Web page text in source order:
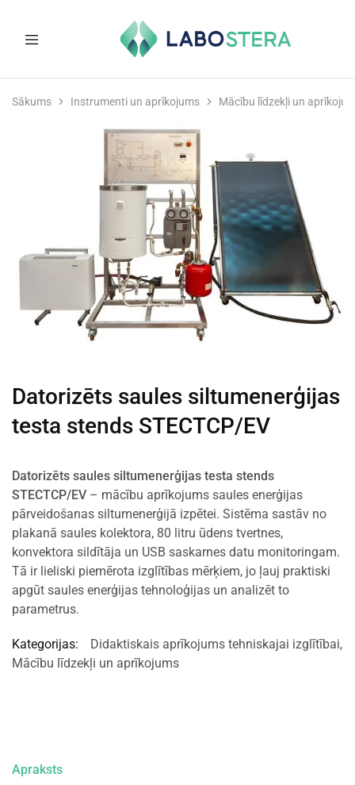
un
iekārtas
Sākums Instrumenti un aprīkojums Mācību līdzekļi un
Datorizēts saules siltumenerģijas
testa stends STECTCP/EV
Datorizēts saules siltumenerģijas testa stends
STECTCP/EV – mācību aprīkojums saules enerģijas
pārveidošanas siltumenerģijā izpētei. Sistēma sastāv no
plakanā saules kolektora, 80 litru ūdens tvertnes,
konvektora sildītāja un USB saskarnes datu monitoringam.
Tā ir lieliski piemērota izglītības mērķiem, jo ļauj praktiski
apgūt saules enerģijas tehnoloģijas un analizēt to
parametrus.
Kategorijas: Didaktiskais aprīkojums tehniskajai izglītībai,
Mācību līdzekļi un aprīkojums
Apraksts